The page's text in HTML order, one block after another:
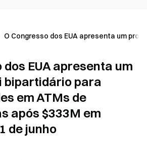
O Congresso dos EUA apresenta um
dos EUA apresenta um
bipartidário para
em ATMs de
após $333M em
de junho